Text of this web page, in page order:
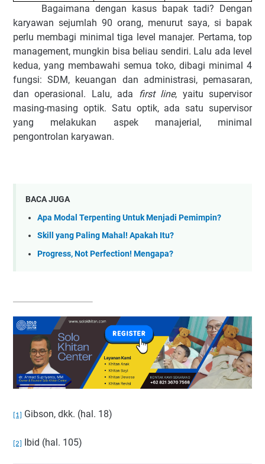
Bagaimana dengan kasus bapak tadi? Dengan
karyawan sejumlah 90 orang, menurut saya, si bapak
perlu membagi minimal tiga level manajer. Pertama, top
management, mungkin bisa beliau sendiri. Lalu ada level
kedua, yang membawahi semua toko, dibagi minimal 4
fungsi: SDM, keuangan dan administrasi, pemasaran,
dan operasional. Lalu, ada first line, yaitu supervisor
masing-masing optik. Satu optik, ada satu supervisor
yang melakukan aspek manajerial, minimal
pengontrolan karyawan.
BACA JUGA
Apa Modal Terpenting Untuk Menjadi Pemimpin?
Skill yang Paling Mahal! Apakah Itu?
Progress, Not Perfection! Mengapa?
[1] Gibson, dkk. (hal. 18)
[2] Ibid (hal. 105)